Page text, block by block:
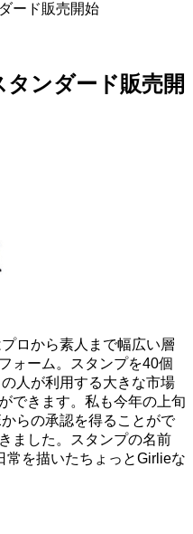
ード販売開始
ンダード販売開
ロから素人まで幅広い層
ォーム。スタンプを40個
人が利用する大きな市場
できます。私も今年の上旬
らの承認を得ることがで
ました。スタンプの名前
常を描いたちょっとGirlieな